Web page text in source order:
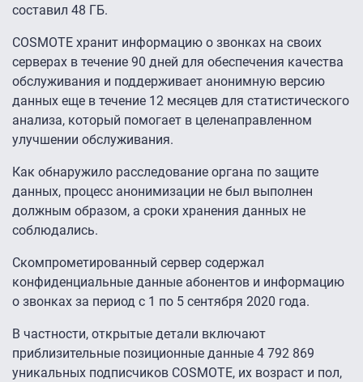
составил 48 ГБ.
COSMOTE хранит информацию о звонках на своих
серверах в течение 90 дней для обеспечения качества
обслуживания и поддерживает анонимную версию
данных еще в течение 12 месяцев для статистического
анализа, который помогает в целенаправленном
улучшении обслуживания.
Как обнаружило расследование органа по защите
данных, процесс анонимизации не был выполнен
должным образом, а сроки хранения данных не
соблюдались.
Скомпрометированный сервер содержал
конфиденциальные данные абонентов и информацию
о звонках за период с 1 по 5 сентября 2020 года.
В частности, открытые детали включают
приблизительные позиционные данные 4 792 869
уникальных подписчиков COSMOTE, их возраст и пол,